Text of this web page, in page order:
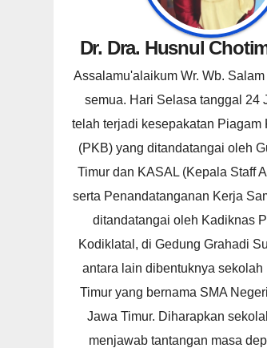
Dr. Dra. Husnul
Assalamu'alaikum Wr. Wb.
semua. Hari Selasa tanggal 24
telah terjadi kesepakatan Piagam
(PKB) yang ditandatangai oleh
Timur dan KASAL (Kepala Staff
serta Penandatanganan Kerja
ditandatangai oleh Kadiknas
Kodiklatal, di Gedung Grahadi
antara lain dibentuknya sekolah
Timur yang bernama SMA
Jawa Timur. Diharapkan
menjawab tantangan masa